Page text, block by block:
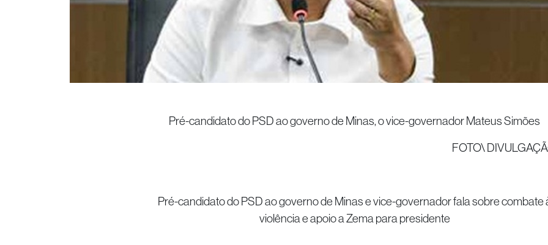
Pré-candidato do PSD ao governo de Minas, o vice-governador Mateus Simões
FOTO\
Pré-candidato do PSD ao governo de Minas e vice-governador fala sobre combate
violência e apoio a Zema para presidente